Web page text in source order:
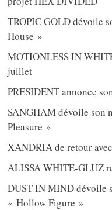
TROPIC GOLD dévoile
House »
MOTIONLESS IN
juillet
PRESIDENT annonce
SANGHAM dévoile son
Pleasure »
XANDRIA de retour
ALISSA WHITE-GLUZ
DUST IN MIND dévoile
« Hollow Figure »